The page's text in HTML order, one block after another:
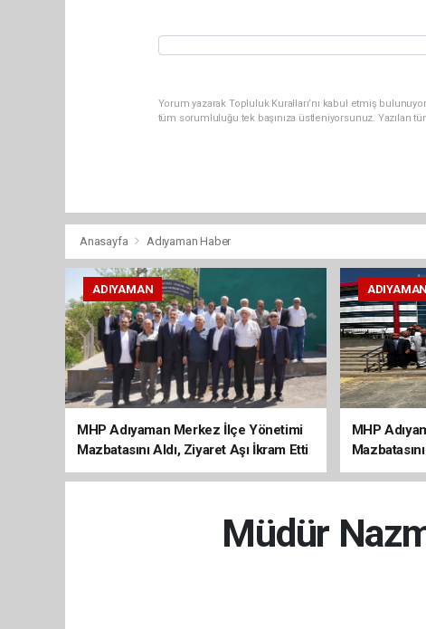
Yorum yazarak Topluluk Kuralları’nı kabul etmiş
tüm sorumluluğu tek başınıza üstleniyorsunuz. Yazılan
Anasayfa Adıyaman Haber
ADIYAMAN
MHP Adıyaman Merkez İlçe Yönetimi
Mazbatasını Aldı, Ziyaret Aşı İkram Etti
ADIYAMAN
MHP
Müdür